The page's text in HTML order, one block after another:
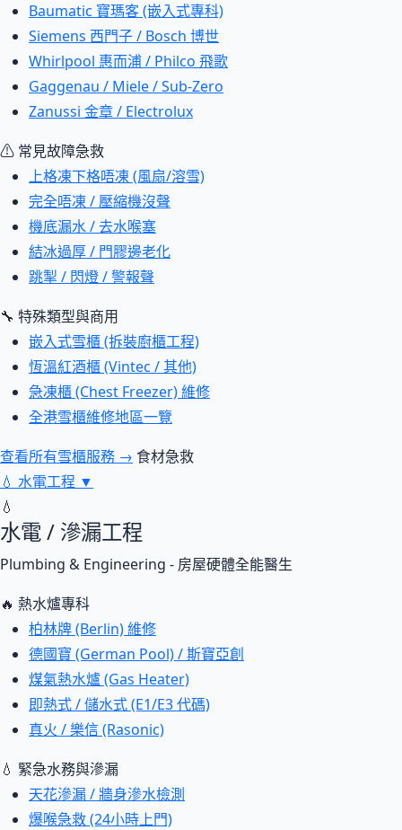
Baumatic 寶瑪客 (嵌入式專科)
Siemens 西門子 / Bosch 博世
Whirlpool 惠而浦 / Philco 飛歌
Gaggenau / Miele / Sub-Zero
Zanussi 金章 / Electrolux
⚠ 常見故障急救
上格凍下格唔凍 (風扇/溶雪)
完全唔凍 / 壓縮機沒聲
機底漏水 / 去水喉塞
結冰過厚 / 門膠邊老化
跳掣 / 閃燈 / 警報聲
🔧 特殊類型與商用
嵌入式雪櫃 (拆裝廚櫃工程)
恆溫紅酒櫃 (Vintec / 其他)
急凍櫃 (Chest Freezer) 維修
全港雪櫃維修地區一覽
查看所有雪櫃服務 → 食材急救
💧 水電工程 ▼
💧
水電 / 滲漏工程
Plumbing & Engineering - 房屋硬體全能醫生
🔥 熱水爐專科
柏林牌 (Berlin) 維修
德國寶 (German Pool) / 斯寶亞創
煤氣熱水爐 (Gas Heater)
即熱式 / 儲水式 (E1/E3 代碼)
真火 / 樂信 (Rasonic)
💧 緊急水務與滲漏
天花滲漏 / 牆身滲水檢測
爆喉急救 (24小時上門)